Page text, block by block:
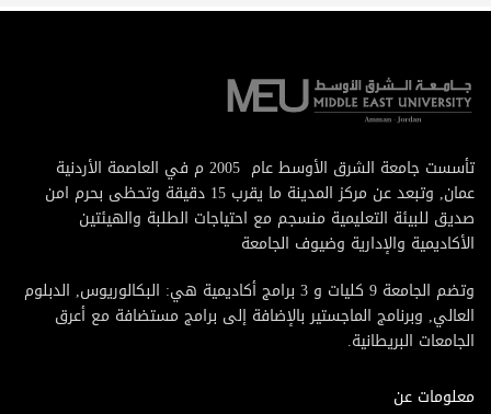
تأسست جامعة الشرق الأوسط عام 2005 م في العاصمة الأردنية
عمان, وتبعد عن مركز المدينة ما يقرب 15 دقيقة وتحظى بحرم امن
صديق للبيئة التعليمية منسجم مع احتياجات الطلبة والهيئتين
الأكاديمية والإدارية وضيوف الجامعة
وتضم الجامعة 9 كليات و 3 برامج أكاديمية هي: البكالوريوس, الدبلوم
العالي, وبرنامج الماجستير بالإضافة إلى برامج مستضافة مع أعرق
الجامعات البريطانية.
معلومات عن